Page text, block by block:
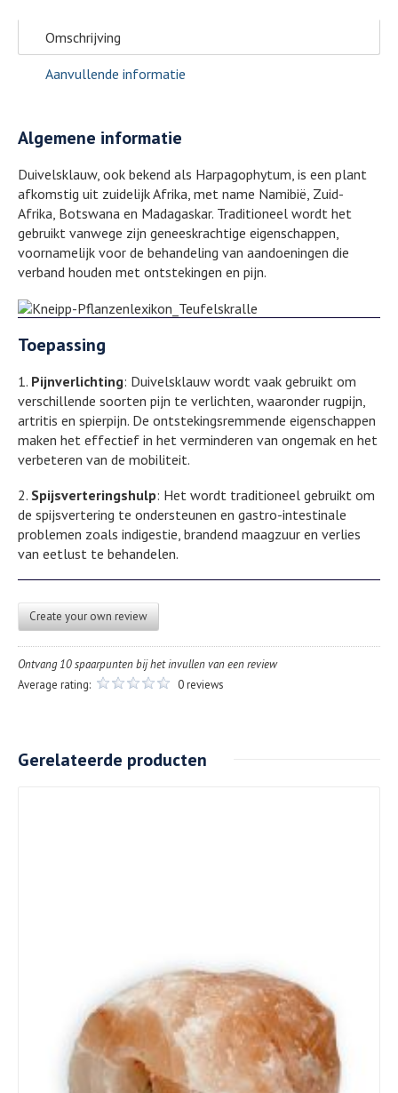
Omschrijving
Aanvullende informatie
Algemene informatie
Duivelsklauw, ook bekend als Harpagophytum, is een plant
afkomstig uit zuidelijk Afrika, met name Namibië, Zuid-
Afrika, Botswana en Madagaskar. Traditioneel wordt het
gebruikt vanwege zijn geneeskrachtige eigenschappen,
voornamelijk voor de behandeling van aandoeningen die
verband houden met ontstekingen en pijn.
Toepassing
1. Pijnverlichting: Duivelsklauw wordt vaak gebruikt om
verschillende soorten pijn te verlichten, waaronder rugpijn,
artritis en spierpijn. De ontstekingsremmende eigenschappen
maken het effectief in het verminderen van ongemak en het
verbeteren van de mobiliteit.
2. Spijsverteringshulp: Het wordt traditioneel gebruikt om
de spijsvertering te ondersteunen en gastro-intestinale
problemen zoals indigestie, brandend maagzuur en verlies
van eetlust te behandelen.
Create your own review
Ontvang 10 spaarpunten bij het invullen van een review
Average rating:
0 reviews
Gerelateerde producten